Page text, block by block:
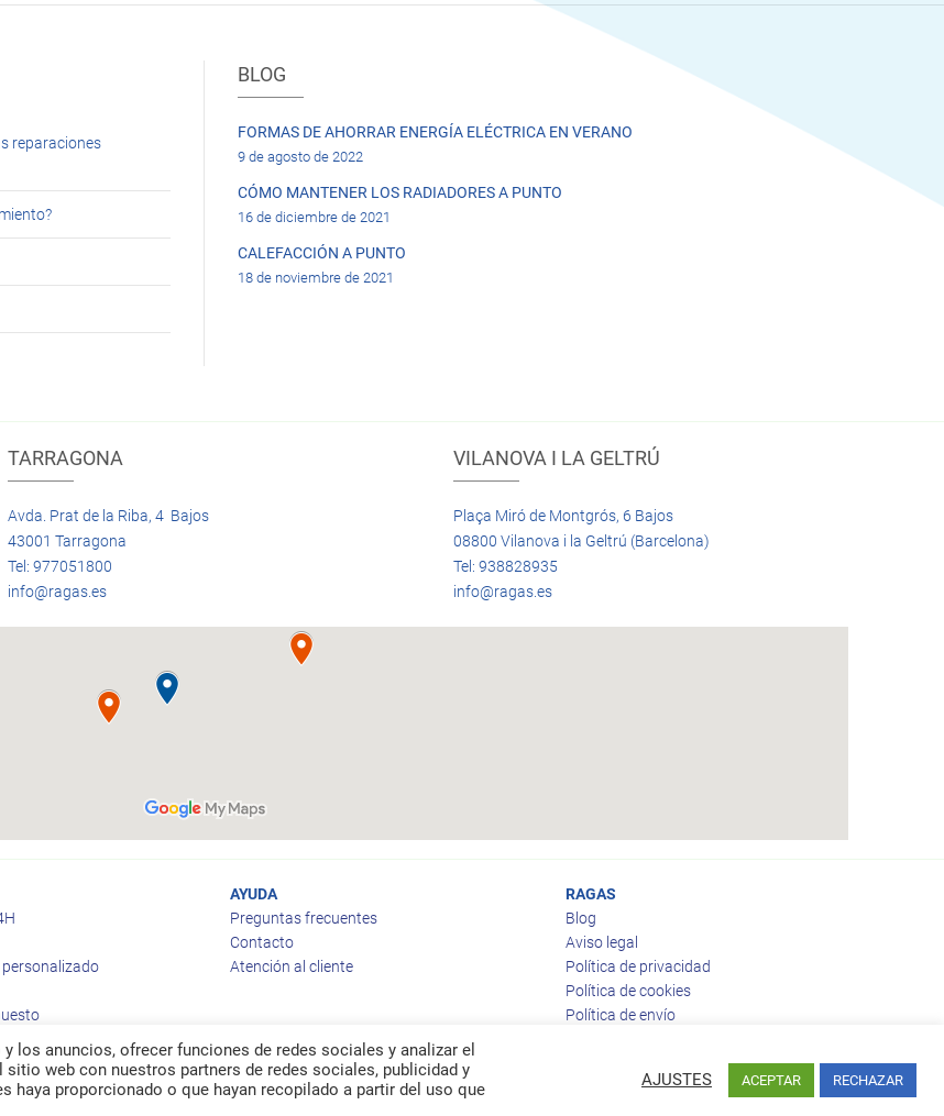
reparaciones
BLOG
FORMAS DE AHORRAR ENERGÍA ELÉCTRICA EN VERANO
9 de agosto de 2022
CÓMO MANTENER LOS RADIADORES A PUNTO
16 de diciembre de 2021
CALEFACCIÓN A PUNTO
18 de noviembre de 2021
TARRAGONA
Avda. Prat de la Riba, 4 Bajos
43001 Tarragona
Tel: 977051800
info@ragas.es
VILANOVA I LA GELTRÚ
Plaça Miró de Montgrós, 6 Bajos
08800 Vilanova i la Geltrú (Barcelona)
Tel: 938828935
info@ragas.es
AYUDA
Preguntas frecuentes
Contacto
Atención al cliente
RAGAS
Blog
Aviso legal
Política de privacidad
Política de cookies
Política de envío
los anuncios, ofrecer funciones de redes sociales y analizar el
web con nuestros partners de redes sociales, publicidad y
proporcionado o que hayan recopilado a partir del uso que
AJUSTES ACEPTAR RECHAZAR